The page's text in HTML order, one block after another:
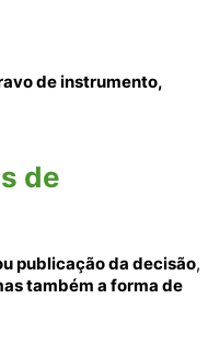
de instrumento,
de
publicação da decisão,
também a forma de